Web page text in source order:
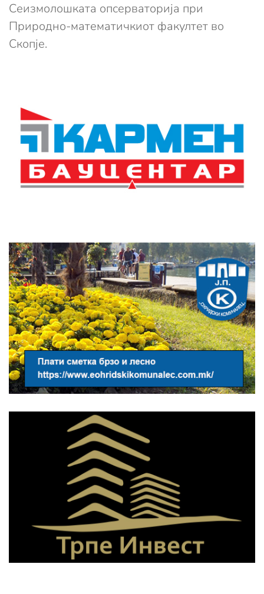
Сеизмолошката опсерваторија при
Природно-математичкиот факултет во
Скопје.